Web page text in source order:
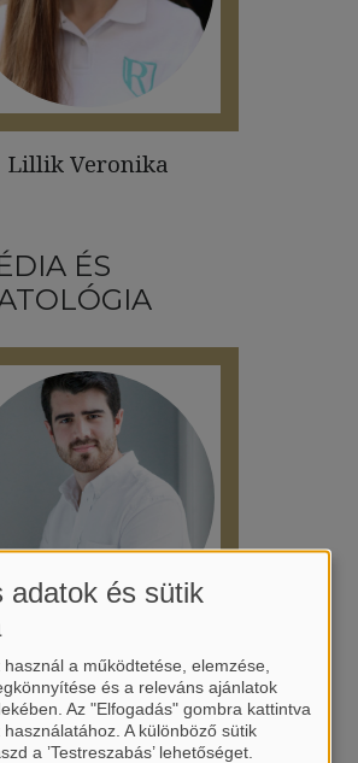
Lillik Veronika
ÉS
Nándor József
adatok és sütik
a működtetése, elemzése,
és a releváns ajánlatok
Az "Elfogadás" gombra kattintva
A különböző sütik
a ’Testreszabás’ lehetőséget.